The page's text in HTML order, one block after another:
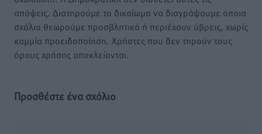
απόψεις. Διατηρούμε το δικαίωμα να διαγράψουμε όποια
σχόλια θεωρούμε προσβλητικά ή περιέχουν ύβρεις, χωρίς
καμμία προειδοποίηση. Χρήστες που δεν τηρούν τους
όρους χρήσης αποκλείονται.
Προσθέστε ένα σχόλιο